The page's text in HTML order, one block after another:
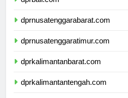
dprnusatenggarabarat.com
dprnusatenggaratimur.com
dprkalimantanbarat.com
dprkalimantantengah.com